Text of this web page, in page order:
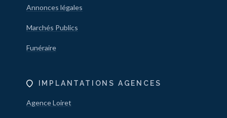
Annonces légales
Marchés Publics
Funéraire
IMPLANTATIONS AGENCES
Agence Loiret